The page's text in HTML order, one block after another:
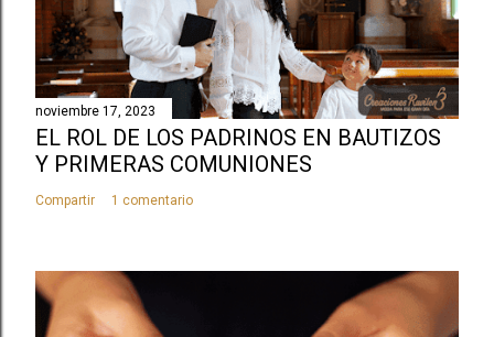
noviembre 17, 2023
EL ROL DE LOS PADRINOS EN BAUTIZOS
Y PRIMERAS COMUNIONES
Compartir 1 comentario